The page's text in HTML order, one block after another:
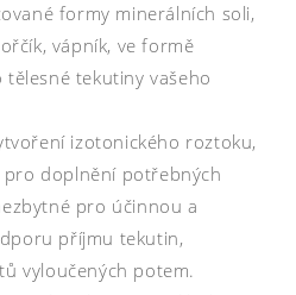
formy minerálních soli,
vápník, ve formě
tekutiny vašeho
izotonického roztoku,
doplnění potřebných
pro účinnou a
příjmu tekutin,
vyloučených potem.